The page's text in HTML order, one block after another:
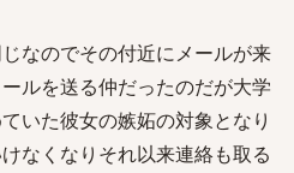
なのでその付近にメールが来
ルを送る仲だったのだが大学
いた彼女の嫉妬の対象となり
なくなりそれ以来連絡も取る